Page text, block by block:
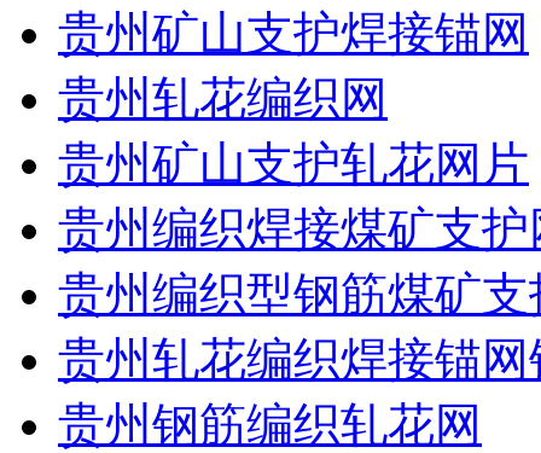
贵州矿山支护焊接锚网
贵州轧花编织网
贵州矿山支护轧花网片
贵州编织焊接煤矿支护
贵州编织型钢筋煤矿
贵州轧花编织焊接锚
贵州钢筋编织轧花网